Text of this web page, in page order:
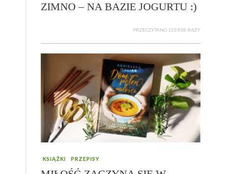
ZIMNO – NA BAZIE JOGURTU :)
PRZECZYTANO 153 858 RAZY
KSIĄŻKI PRZEPISY